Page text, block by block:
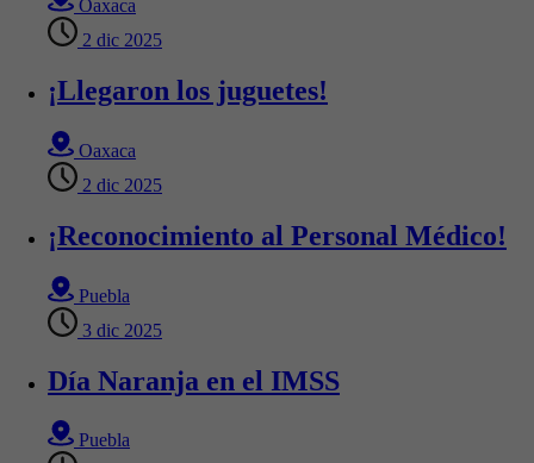
Oaxaca
2 dic 2025
¡Llegaron los juguetes!
Oaxaca
2 dic 2025
¡Reconocimiento al Personal Médico!
Puebla
3 dic 2025
Día Naranja en el IMSS
Puebla